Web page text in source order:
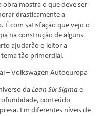
obra mostra o que deve ser
drasticamente a
É com satisfação que vejo o
na construção de alguns
ajudarão o leitor a
tão primordial.
– Volkswagen Autoeuropa
daLean Six Sigma e
conteúdo
Em diferentes níveis de